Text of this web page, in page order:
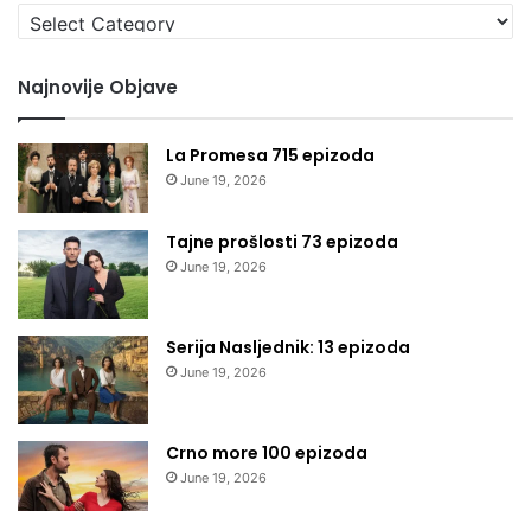
Izaberi
kategoriju
Najnovije Objave
La Promesa 715 epizoda
June 19, 2026
Tajne prošlosti 73 epizoda
June 19, 2026
Serija Nasljednik: 13 epizoda
June 19, 2026
Crno more 100 epizoda
June 19, 2026